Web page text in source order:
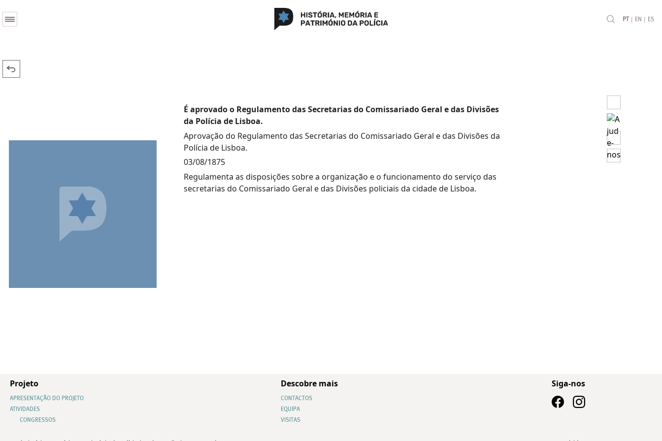
PT | EN | ES
É aprovado o Regulamento das Secretarias do Comissariado Geral e das Divisões
da Polícia de Lisboa.
Aprovação do Regulamento das Secretarias do Comissariado Geral e das Divisões da
Polícia de Lisboa.
03/08/1875
Regulamenta as disposições sobre a organização e o funcionamento do serviço das
secretarias do Comissariado Geral e das Divisões policiais da cidade de Lisboa.
Projeto
APRESENTAÇÃO DO PROJETO
ATIVIDADES
CONGRESSOS
Descobre mais
CONTACTOS
EQUIPA
VISITAS
Siga-nos